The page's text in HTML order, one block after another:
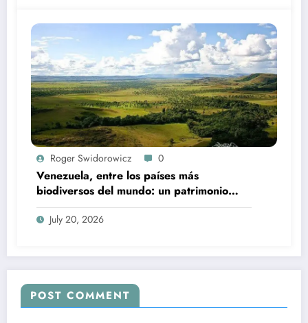
Roger Swidorowicz 0
Venezuela, entre los países más
biodiversos del mundo: un patrimonio
natural que sorprende por su riqueza
July 20, 2026
POST COMMENT